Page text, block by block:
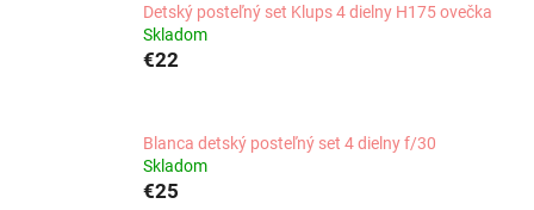
Detský posteľný set Klups 4 dielny H175 ovečka
Skladom
€22
Blanca detský posteľný set 4 dielny f/30
Skladom
€25